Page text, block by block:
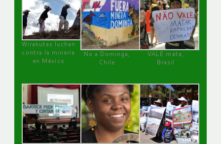
Wirakutas luchan
contra la minería
en México
No a Dominga,
Chile
VALE mata,
Brasil